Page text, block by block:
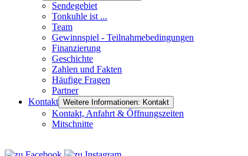
Sendegebiet
Tonkuhle ist ...
Team
Gewinnspiel - Teilnahmebedingungen
Finanzierung
Geschichte
Zahlen und Fakten
Häufige Fragen
Partner
Kontakt Weitere Informationen: Kontakt
Kontakt, Anfahrt & Öffnungszeiten
Mitschnitte